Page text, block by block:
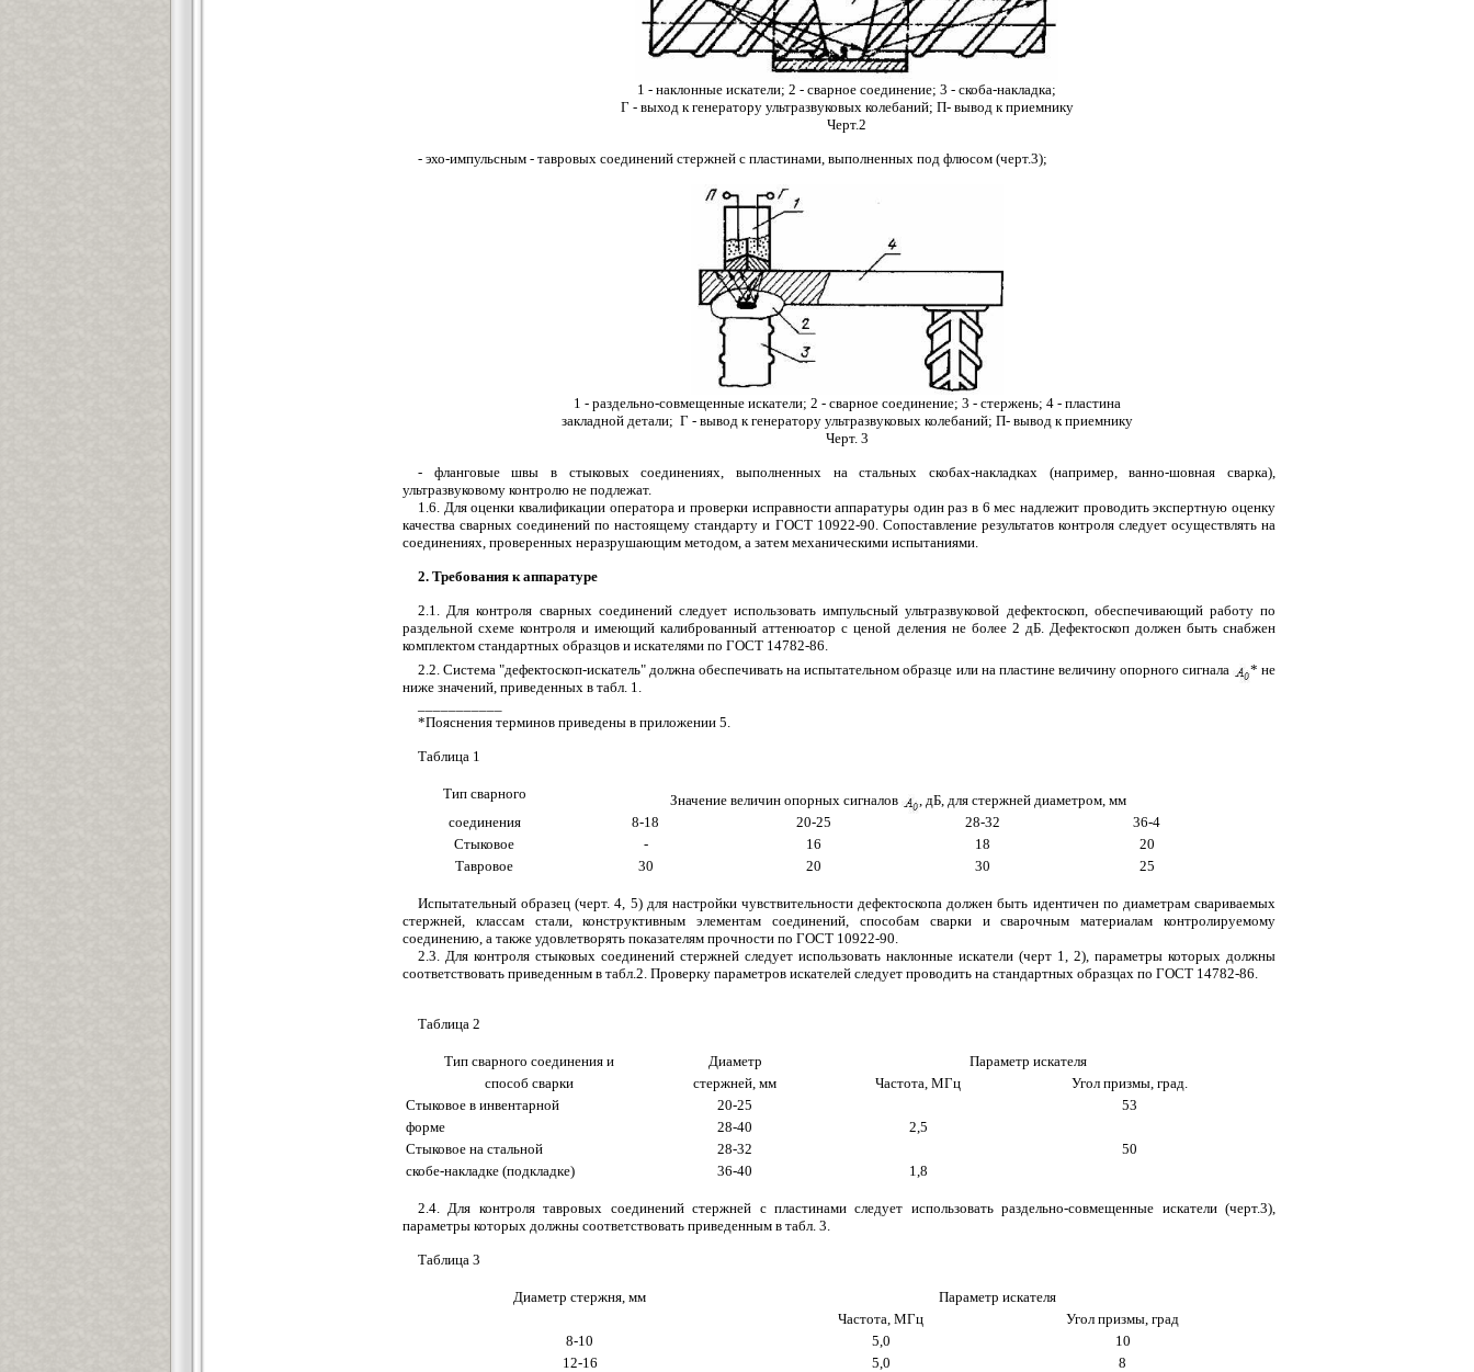
1 - наклонные искатели; 2 - сварное соединение; 3 - скоба-накладка;
Г - выход к генератору ультразвуковых колебаний; П- вывод к приемнику
Черт.2
- эхо-импульсным - тавровых соединений стержней с пластинами, выполненных под флюсом (черт.3);
1 - раздельно-совмещенные искатели; 2 - сварное соединение; 3 - стержень; 4 - пластина
закладной детали; Г - вывод к генератору ультразвуковых колебаний; П- вывод к приемнику
Черт. 3
- фланговые швы в стыковых соединениях, выполненных на стальных скобах-накладках (например, ванно-шовная сварка),
ультразвуковому контролю не подлежат.
1.6. Для оценки квалификации оператора и проверки исправности аппаратуры один раз в 6 мес надлежит проводить экспертную оценку
качества сварных соединений по настоящему стандарту и ГОСТ 10922-90. Сопоставление результатов контроля следует осуществлять на
соединениях, проверенных неразрушающим методом, а затем механическими испытаниями.
2. Требования к аппаратуре
2.1. Для контроля сварных соединений следует использовать импульсный ультразвуковой дефектоскоп, обеспечивающий работу по
раздельной схеме контроля и имеющий калиброванный аттенюатор с ценой деления не более 2 дБ. Дефектоскоп должен быть снабжен
комплектом стандартных образцов и искателями по ГОСТ 14782-86.
2.2. Система "дефектоскоп-искатель" должна обеспечивать на испытательном образце или на пластине величину опорного сигнала
* не
ниже значений, приведенных в табл. 1.
*Пояснения терминов приведены в приложении 5.
Таблица 1
Тип сварного Значение величин опорных сигналов
, дБ, для стержней диаметром, мм
соединения
8-18 20-25 28-32
36-4
Стыковое
- 16 18
20
Тавровое
30 20 30 25
Испытательный образец (черт. 4, 5) для настройки чувствительности дефектоскопа должен быть идентичен по диаметрам свариваемых
стержней, классам стали, конструктивным элементам соединений, способам сварки и сварочным материалам контролируемому
соединению, а также удовлетворять показателям прочности по ГОСТ 10922-90.
2.3. Для контроля стыковых соединений стержней следует использовать наклонные искатели (черт 1, 2), параметры которых должны
соответствовать приведенным в табл.2. Проверку параметров искателей следует проводить на стандартных образцах по ГОСТ 14782-86.
Таблица 2
Тип сварного соединения и Диаметр
Параметр искателя
способ сварки
стержней, мм Частота, МГц
Угол призмы, град.
Стыковое в инвентарной
20-25
53
форме
28-40
2,5
Стыковое на стальной
28-32
50
скобе-накладке (подкладке)
36-40 1,8
2.4. Для контроля тавровых соединений стержней с пластинами следует использовать раздельно-совмещенные искатели (черт.3),
параметры которых должны соответствовать приведенным в табл. 3.
Таблица 3
Диаметр стержня, мм
Параметр искателя
Частота, МГц
Угол призмы, град
8-10
5,0
10
12-16
5,0
8